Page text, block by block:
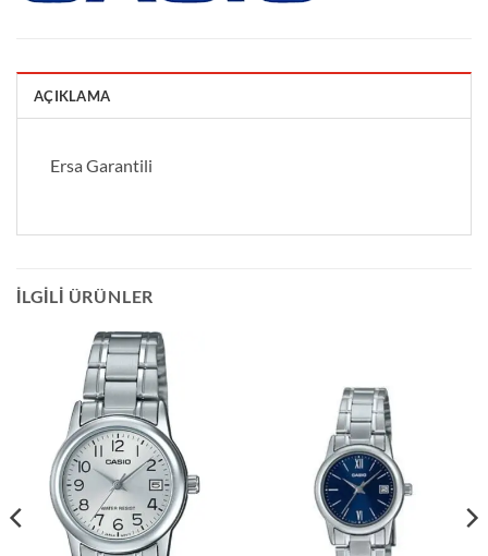
AÇIKLAMA
Ersa Garantili
İLGILI ÜRÜNLER